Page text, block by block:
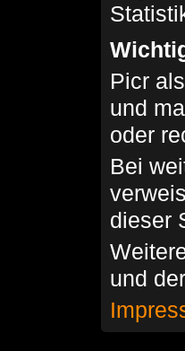
Picr
und
oder
Bei
dieser
und der